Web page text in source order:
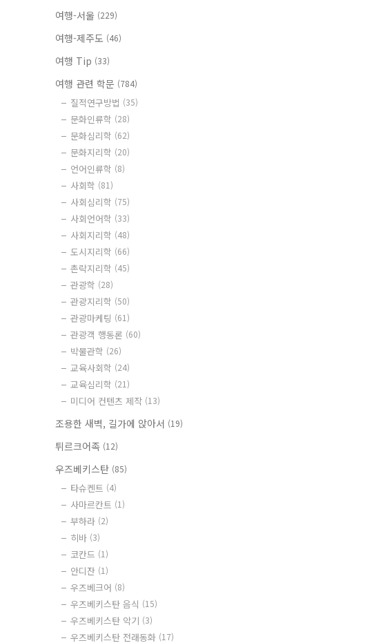
여행-서울 (229)
여행-제주도 (46)
여행 Tip (33)
여행 관련 학문 (784)
질적연구방법 (35)
문화인류학 (28)
문화심리학 (62)
문화지리학 (20)
언어인류학 (8)
사회학 (81)
사회심리학 (75)
사회언어학 (33)
사회지리학 (48)
도시지리학 (66)
촌락지리학 (45)
관광학 (28)
관광지리학 (50)
관광마케팅 (61)
관광객 행동론 (60)
박물관학 (26)
교육사회학 (24)
교육심리학 (21)
미디어 컨텐츠 제작 (13)
조용한 새벽, 길가에 앉아서 (19)
튀르크어족 (12)
우즈베키스탄 (85)
타슈켄트 (4)
사마르칸트 (1)
부하라 (2)
히바 (3)
코칸드 (1)
안디잔 (1)
우즈베크어 (8)
우즈베키스탄 음식 (15)
우즈베키스탄 악기 (3)
우즈베키스탄 전래동화 (17)